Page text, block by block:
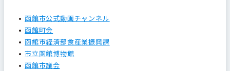
函館市公式動画チャンネル
函館町会
函館市経済部食産業振興課
市立函館博物館
函館市議会